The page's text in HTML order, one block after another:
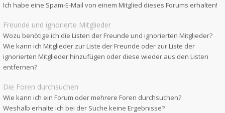
Ich habe eine Spam-E-Mail von einem Mitglied dieses Forums erhalten!
Freunde und ignorierte Mitglieder
Wozu benötige ich die Listen der Freunde und ignorierten Mitglieder?
Wie kann ich Mitglieder zur Liste der Freunde oder zur Liste der
ignorierten Mitglieder hinzufügen oder diese wieder aus den Listen
entfernen?
Die Foren durchsuchen
Wie kann ich ein Forum oder mehrere Foren durchsuchen?
Weshalb erhalte ich bei der Suche keine Ergebnisse?